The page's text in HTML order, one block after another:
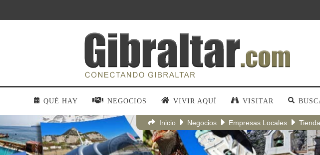
QUÉ HAY NEGOCIOS VIVIR AQUÍ VISITAR
Inicio Negocios Empresas Locales